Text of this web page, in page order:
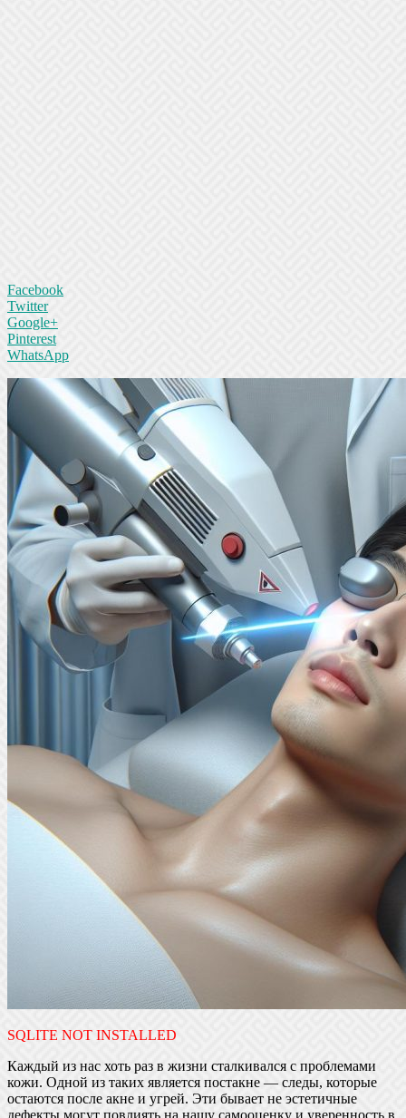
Facebook
Twitter
Google+
Pinterest
WhatsApp
SQLITE NOT INSTALLED
Каждый из нас хоть раз в жизни сталкивался с проблемами
кожи. Одной из таких является постакне — следы, которые
остаются после акне и угрей. Эти бывает не эстетичные
дефекты могут повлиять на нашу самооценку и уверенность в